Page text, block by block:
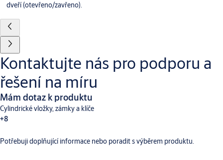
dveří (otevřeno/zavřeno).
Kontaktujte nás pro podporu a
řešení na míru
Mám dotaz k produktu
Cylindrické vložky, zámky a klíče
+8
Dveřní vybaveníAperio Digitální a přístupové systémy
Potřebuji doplňující informace nebo poradit s výběrem produktu.